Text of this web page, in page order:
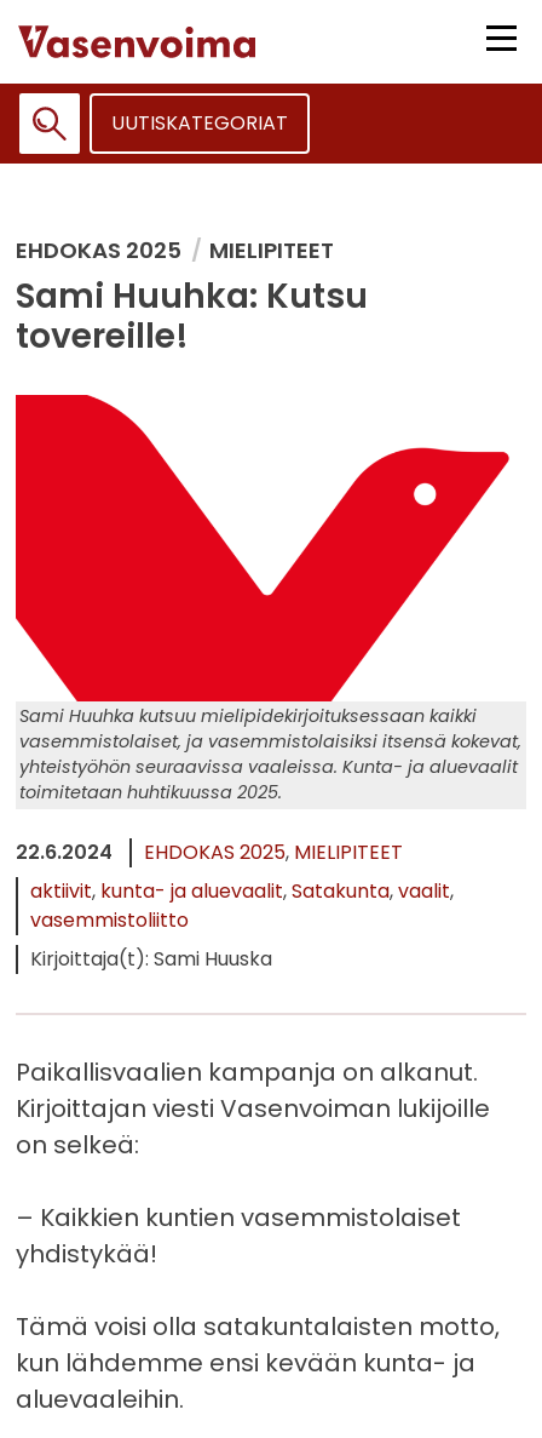
sisältöön
UUTISKATEGORIAT
EHDOKAS 2025 MIELIPITEET
Sami Huuhka: Kutsu
tovereille!
Sami Huuhka kutsuu mielipidekirjoituksessaan kaikki
vasemmistolaiset, ja vasemmistolaisiksi itsensä kokevat,
yhteistyöhön seuraavissa vaaleissa. Kunta- ja aluevaalit
toimitetaan huhtikuussa 2025.
22.6.2024 EHDOKAS 2025 MIELIPITEET
aktiivit kunta- ja aluevaalit Satakunta vaalit
vasemmistoliitto
Kirjoittaja(t): Sami Huuska
Paikallisvaalien kampanja on alkanut.
Kirjoittajan viesti Vasenvoiman lukijoille
on selkeä:
– Kaikkien kuntien vasemmistolaiset
yhdistykää!
Tämä voisi olla satakuntalaisten motto,
kun lähdemme ensi kevään kunta- ja
aluevaaleihin.